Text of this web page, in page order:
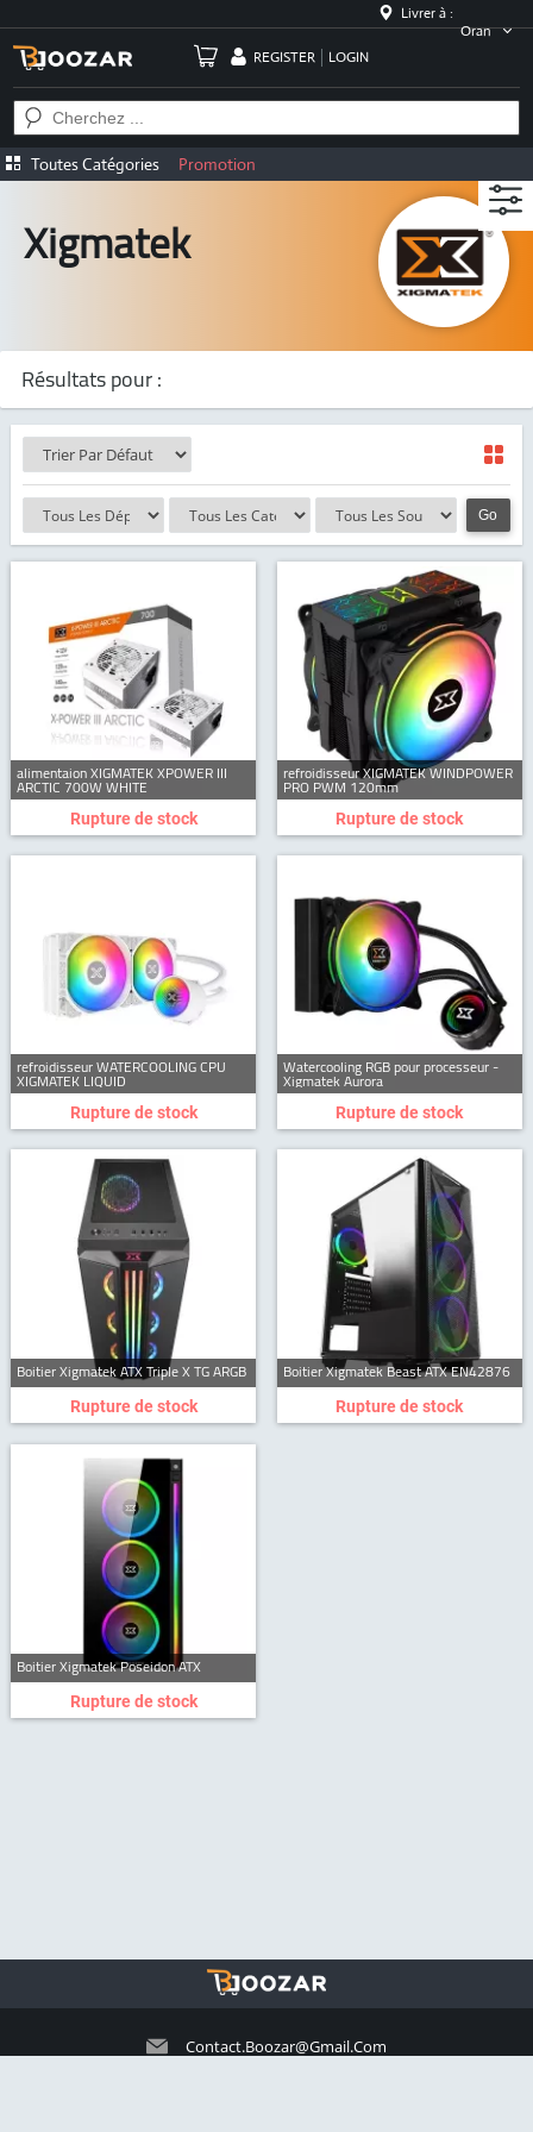
Livrer à :
Oran
REGISTER
LOGIN
Toutes Catégories Promotion
Xigmatek
Résultats pour :
Go
alimentaion XIGMATEK XPOWER III
ARCTIC 700W WHITE
Rupture de stock
refroidisseur XIGMATEK WINDPOWER
PRO PWM 120mm
Rupture de stock
refroidisseur WATERCOOLING CPU
XIGMATEK LIQUID
Rupture de stock
Watercooling RGB pour processeur -
Xigmatek Aurora
Rupture de stock
Boitier Xigmatek ATX Triple X TG ARGB
Rupture de stock
Boitier Xigmatek Beast ATX EN42876
Rupture de stock
Boitier Xigmatek Poseidon ATX
Rupture de stock
Contact.boozar@gmail.com